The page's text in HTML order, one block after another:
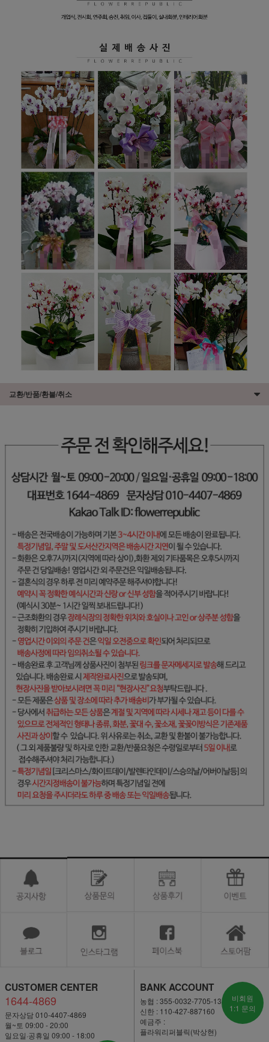
교환/반품/환불/취소
CUSTOMER CENTER
1644-4869
문자상담 010-4407-4869
월~토 09:00 - 20:00
일요일·공휴일 09:00 - 18:00
BANK ACCOUNT
농협 : 355-0032-7705-13
신한 : 110-427-887160
예금주 :
플라워리퍼블릭(박상현)
비회원
1:1 문의